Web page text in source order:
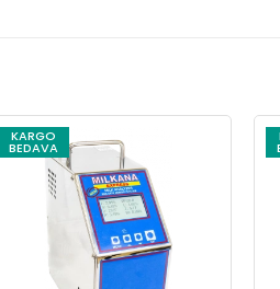
KARGO
BEDAVA